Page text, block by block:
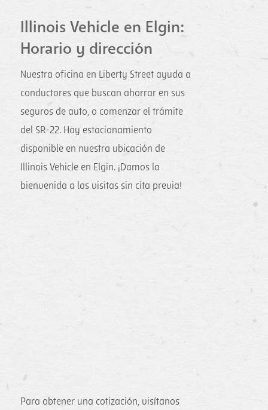
Illinois Vehicle en Elgin:
Horario y dirección
Nuestra oficina en Liberty Street ayuda a
conductores que buscan ahorrar en sus
seguros de auto, o comenzar el trámite
del SR-22. Hay estacionamiento
disponible en nuestra ubicación de
Illinois Vehicle en Elgin. ¡Damos la
bienvenida a las visitas sin cita previa!
Para obtener una cotización, visítanos